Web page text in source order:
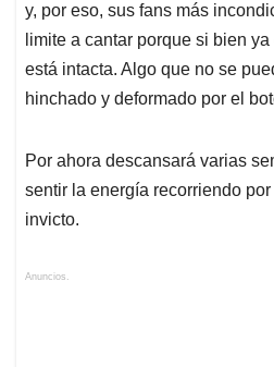
y, por eso, sus fans más
limite a cantar porque si bien
está intacta. Algo que no se
hinchado y deformado por el
Por ahora descansará varias
sentir la energía recorriendo
invicto.
Anuncios.